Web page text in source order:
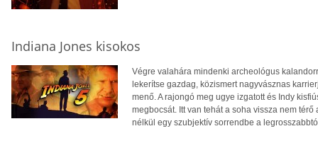
Indiana Jones kisokos
Végre valahára mindenki archeológus
lekerítse gazdag, közismert nagyvásznas
menő. A rajongó meg ugye izgatott és Indy
megbocsát. Itt van tehát a soha vissza nem
nélkül egy szubjektív sorrendbe a